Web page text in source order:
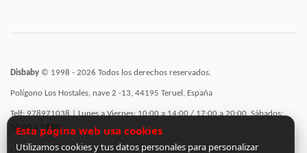
Disbaby © 1998 - 2026 Todos los derechos reservados.
Polígono Los Hostales, nave 2 -13, 44195 Teruel, España
Telf: 978971038 | Lunes a Viernes: 10:00 a 14:00 / 17:00 a 20:00, Sábados:
10:00 a 14:00
Esta página web usa cookies
Utilizamos cookies y tus datos personales para personalizar